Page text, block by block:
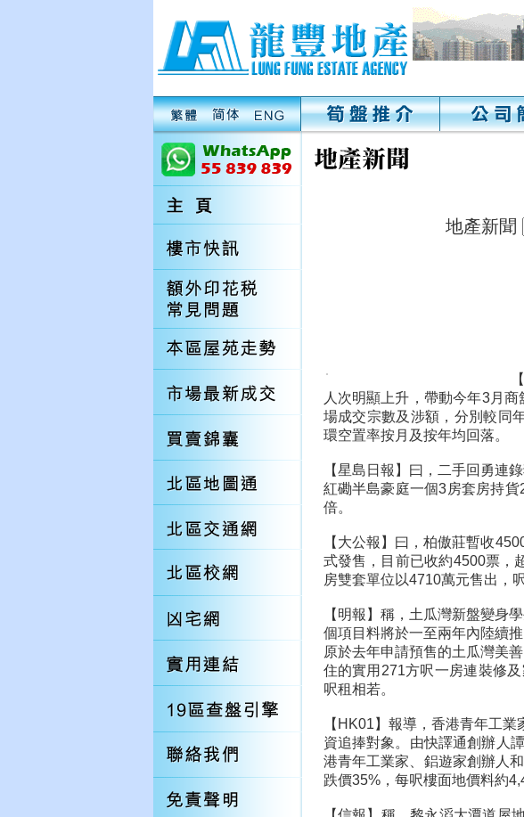
地產新聞
人次明顯上升，帶動今年3月
場成交宗數及涉額，分別較同
環空置率按月及按年均回落。
【星島日報】曰，二手回勇連
紅磡半島豪庭一個3房套房持
倍。
【大公報】曰，柏傲莊暫收
式發售，目前已收約4500票，
房雙套單位以4710萬元售出，
【明報】稱，土瓜灣新盤變身
個項目料將於一至兩年內陸續
原於去年申請預售的土瓜灣美
住的實用271方呎一房連裝修
呎租相若。
【HK01】報導，香港青年工
資追捧對象。由快譯通創辦人
港青年工業家、鋁遊家創辦人
跌價35%，每呎樓面地價料約